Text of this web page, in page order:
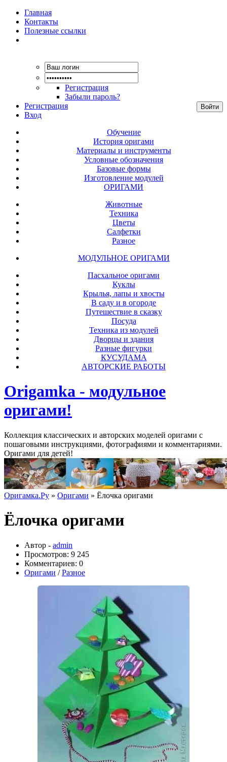
Главная
Контакты
Полезные ссылки
Регистрация
Забыли пароль?
Регистрация
Вход
Обучение
История оригами
Материалы и инструменты
Условные обозначения
Базовые формы
Изготовление модулей
ОРИГАМИ
Животные
Техника
Цветы
Салфетки
Разное
МОДУЛЬНОЕ ОРИГАМИ
Пасхальное оригами
Куклы
Крылья, лапы и хвосты
В саду и в огороде
Путешествие в сказку
Посуда
Техника из модулей
Дворцы и здания
Разные фигурки
КУСУДАМА
АВТОРСКИЕ РАБОТЫ
Origamka - модульное
оригами!
Коллекция классических и авторских моделей оригами с
пошаговыми инструкциями, фотографиями и комментариями.
Оригами для детей!
Оригамка.Ру » Оригами » Ёлочка оригами
Ёлочка оригами
Автор - admin
Просмотров: 9 245
Комментариев: 0
Оригами /Разное